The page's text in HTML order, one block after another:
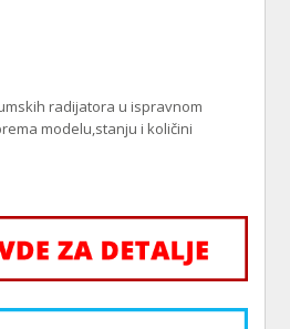
radijatora u ispravnom
modelu,stanju i količini